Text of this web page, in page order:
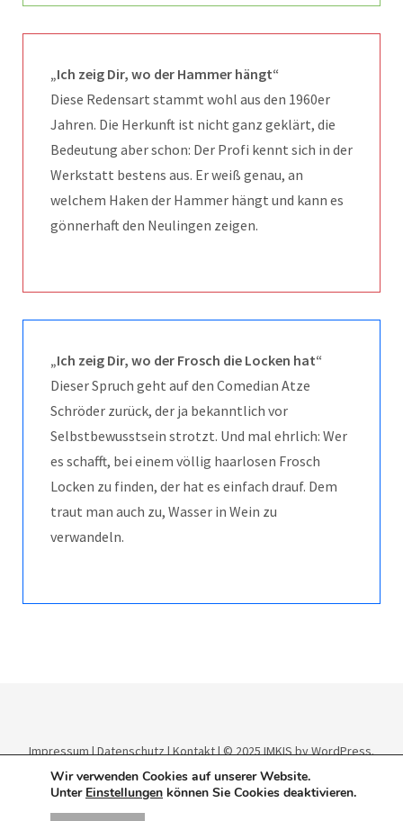
„Ich zeig Dir, wo der Hammer hängt“
Diese Redensart stammt wohl aus den 1960er
Jahren. Die Herkunft ist nicht ganz geklärt, die
Bedeutung aber schon: Der Profi kennt sich in der
Werkstatt bestens aus. Er weiß genau, an
welchem Haken der Hammer hängt und kann es
gönnerhaft den Neulingen zeigen.
„Ich zeig Dir, wo der Frosch die Locken hat“
Dieser Spruch geht auf den Comedian Atze
Schröder zurück, der ja bekanntlich vor
Selbstbewusstsein strotzt. Und mal ehrlich: Wer
es schafft, bei einem völlig haarlosen Frosch
Locken zu finden, der hat es einfach drauf. Dem
traut man auch zu, Wasser in Wein zu
verwandeln.
Impressum|Datenschutz|Kontakt| © 2025IMKISby WordPress.
Theme: Elmastudio.
Wir verwenden Cookies auf unserer Website.
Unter Einstellungen können Sie Cookies deaktivieren.